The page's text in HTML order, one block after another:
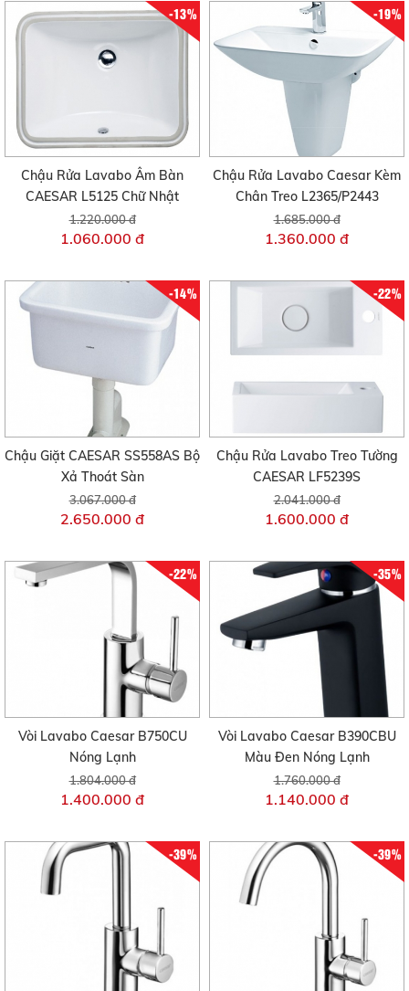
-13%
Chậu Rửa Lavabo Âm Bàn
CAESAR L5125 Chữ Nhật
1.220.000 đ
1.060.000 đ
-19%
Chậu Rửa Lavabo Caesar Kèm
Chân Treo L2365/P2443
1.685.000 đ
1.360.000 đ
-14%
Chậu Giặt CAESAR SS558AS Bộ
Xả Thoát Sàn
3.067.000 đ
2.650.000 đ
-22%
Chậu Rửa Lavabo Treo Tường
CAESAR LF5239S
2.041.000 đ
1.600.000 đ
-22%
Vòi Lavabo Caesar B750CU
Nóng Lạnh
1.804.000 đ
1.400.000 đ
-35%
Vòi Lavabo Caesar B390CBU
Màu Đen Nóng Lạnh
1.760.000 đ
1.140.000 đ
-39% -39%